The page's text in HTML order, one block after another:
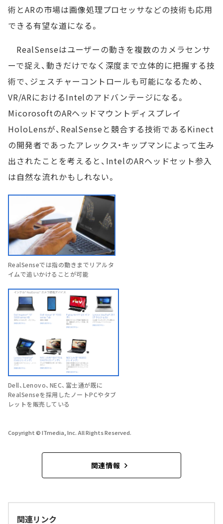
術とARの市場は画像処理プロセッサなどの技術も応用
できる有望な道になる。
RealSenseはユーザーの動きを複数のカメラセンサ
ーで捉え、動きだけでなく深度まで立体的に把握する技
術で、ジェスチャーコントロールも可能になるため、
VR/ARにおけるIntelのアドバンテージになる。
MicorosoftのARヘッドマウントディスプレイ
HoloLensが、RealSenseと競合する技術であるKinect
の開発者であったアレックス・キップマンによって生み
出されたことを考えると、IntelのARヘッドセット参入
は自然な流れかもしれない。
RealSenseでは指の動きまでリアルタ
イムで追いかけることが可能
Dell、Lenovo、NEC、富士通が既に
RealSenseを採用したノートPCやタブ
レットを販売している
Copyright © ITmedia, Inc. All Rights Reserved.
関連情報
関連リンク